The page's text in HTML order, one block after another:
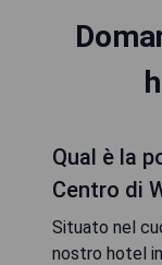
Qual è la
Centro di
Situato nel
nostro hotel